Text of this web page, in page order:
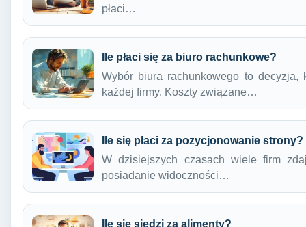
płaci…
Ile płaci się za biuro rachunkowe?
Wybór biura rachunkowego to decyzja,
każdej firmy. Koszty związane…
Ile się płaci za pozycjonowanie strony?
W dzisiejszych czasach wiele firm
posiadanie widoczności…
Ile się siedzi za alimenty?